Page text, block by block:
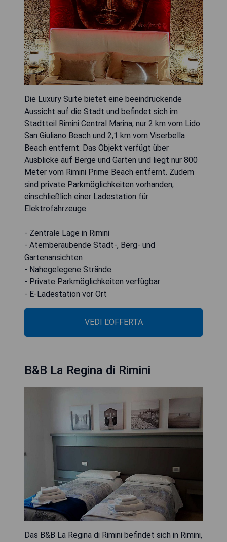
Die Luxury Suite bietet eine beeindruckende
Aussicht auf die Stadt und befindet sich im
Stadtteil Rimini Central Marina, nur 2 km vom Lido
San Giuliano Beach und 2,1 km vom Viserbella
Beach entfernt. Das Objekt verfügt über
Ausblicke auf Berge und Gärten und liegt nur 800
Meter vom Rimini Prime Beach entfernt. Zudem
sind private Parkmöglichkeiten vorhanden,
einschließlich einer Ladestation für
Elektrofahrzeuge.
- Zentrale Lage in Rimini
- Atemberaubende Stadt-, Berg- und
Gartenansichten
- Nahegelegene Strände
- Private Parkmöglichkeiten verfügbar
- E-Ladestation vor Ort
VEDI L'OFFERTA
B&B La Regina di Rimini
Das B&B La Regina di Rimini befindet sich in Rimini,